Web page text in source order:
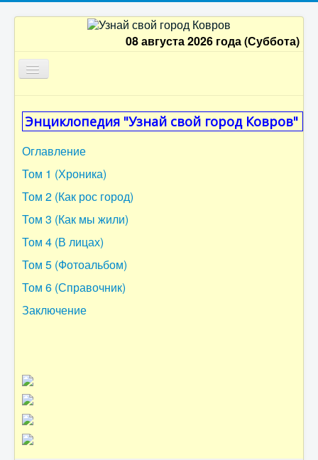
08 августа 2026 года (Суббота)
Оглавление
Том 1
Том 2
Том 3
Том 4
Том 5
Том 6
Заключение
Энциклопедия "Узнай свой город Ковров"
Оглавление
Том 1 (Хроника)
Том 2 (Как рос город)
Том 3 (Как мы жили)
Том 4 (В лицах)
Том 5 (Фотоальбом)
Том 6 (Справочник)
Заключение